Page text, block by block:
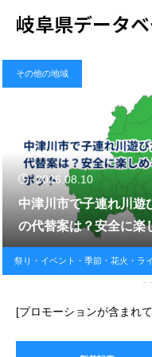
岐阜県データ
その他の地域
2026.08.10
中津川市で子連れ川遊
の代替案は？安全に楽
びスポット
祭り・イベント・季節・花火・ラ
[プロモーションが含まれ